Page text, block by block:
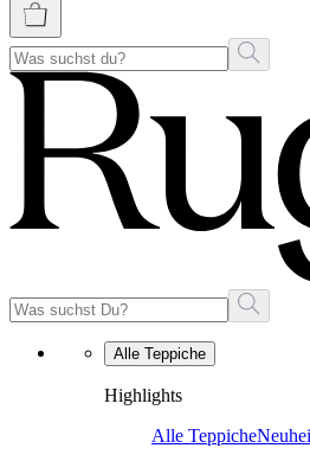
Alle Teppiche
Highlights
Alle Teppiche